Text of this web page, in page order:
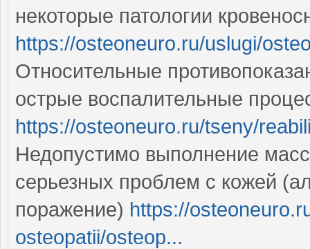
некоторые патологии
https://osteoneuro.ru/uslugi/
Относительные
острые воспалительные
https://osteoneuro.ru/tseny/
Недопустимо выполнение
серьезных проблем с кожей
поражение) https://
osteopatii/osteop...